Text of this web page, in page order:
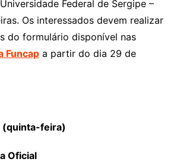
Federal de Sergipe –
Os interessados devem realizar
do formulário disponível nas
Funcapa partir do dia 29 de
(quinta-feira)
Oficial